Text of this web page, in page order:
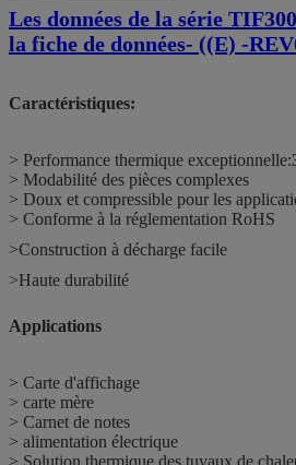
Les données de la série
la fiche de données- ((E) -
Caractéristiques:
> Performance thermique exceptionnelle:
> Modabilité des pièces complexes
> Doux et compressible pour les
> Conforme à la réglementation RoHS
>Construction à décharge facile
>Haute durabilité
Applications
> Carte d'affichage
> carte mère
> Carnet de notes
> alimentation électrique
> Solution thermique des tuyaux de